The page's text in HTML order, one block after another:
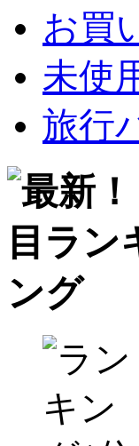
お買
未使
旅行